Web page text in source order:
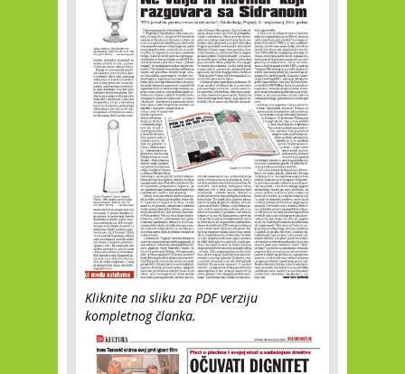
Kliknite na sliku za PDF verziju
kompletnog članka.